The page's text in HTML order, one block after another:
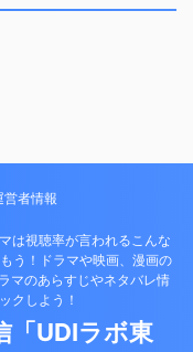
営者情報
は視聴率が言われるこんな
う！ドラマや映画、漫画の
マのあらすじやネタバレ情
クしよう！
「UDIラボ東